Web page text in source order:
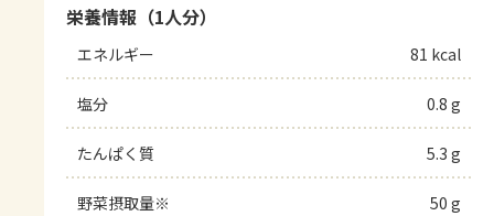
栄養情報（1人分）
エネルギー 81 kcal
塩分 0.8 g
たんぱく質 5.3 g
野菜摂取量※ 50 g